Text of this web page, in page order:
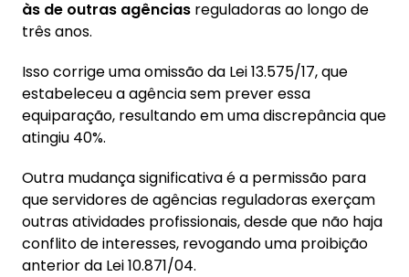
às de outras agências reguladoras ao longo de
três anos.
Isso corrige uma omissão da Lei 13.575/17, que
estabeleceu a agência sem prever essa
equiparação, resultando em uma discrepância que
atingiu 40%.
Outra mudança significativa é a permissão para
que servidores de agências reguladoras exerçam
outras atividades profissionais, desde que não haja
conflito de interesses, revogando uma proibição
anterior da Lei 10.871/04.